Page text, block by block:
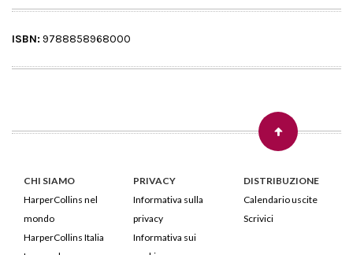
ISBN: 9788858968000
CHI SIAMO
HarperCollins nel
mondo
HarperCollins Italia
PRIVACY
Informativa sulla
privacy
Informativa sui
DISTRIBUZIONE
Calendario uscite
Scrivici